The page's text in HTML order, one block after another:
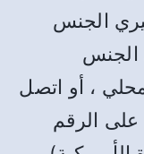
الجنس
الجنس
، أو اتصل
بالمكتب المركزي الدولي SA على الرقم